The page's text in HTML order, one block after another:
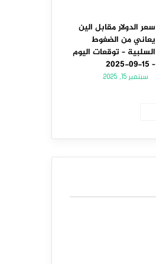
سعر الدولار مقابل الين
يعاني من الضغوط
السلبية – توقعات اليوم
– 15-09-2025
سبتمبر 15, 2025